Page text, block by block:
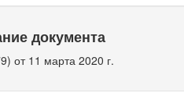
документа
от 11 марта 2020 г.